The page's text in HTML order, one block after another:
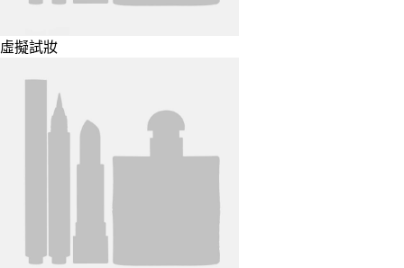
虛擬試妝